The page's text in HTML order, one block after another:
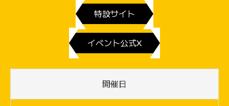
特設サイト
イベント公式X
開催日